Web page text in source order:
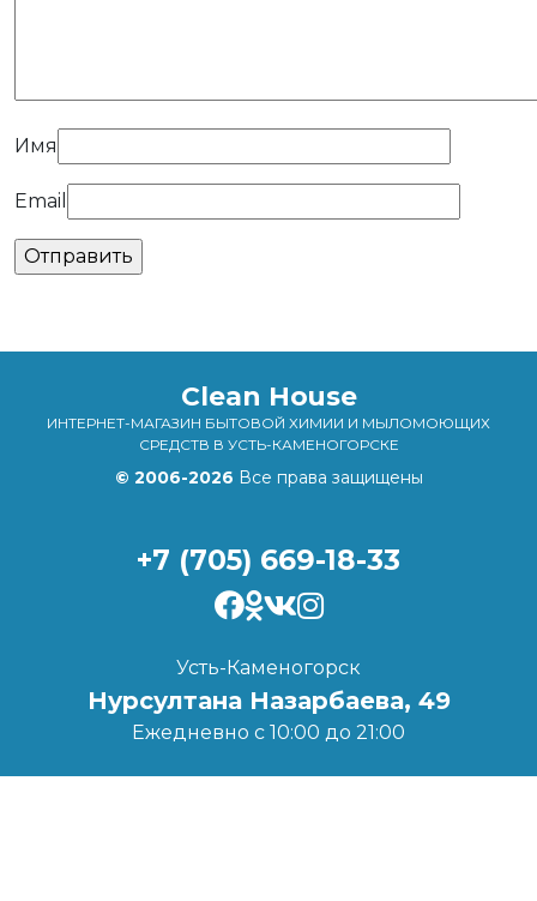
Имя
Email
Clean House
ИНТЕРНЕТ-МАГАЗИН БЫТОВОЙ ХИМИИ И МЫЛОМОЮЩИХ
СРЕДСТВ В УСТЬ-КАМЕНОГОРСКЕ
© 2006-2026 Все права защищены
+7 (705) 669-18-33
Усть-Каменогорск
Нурсултана Назарбаева, 49
Ежедневно с 10:00 до 21:00